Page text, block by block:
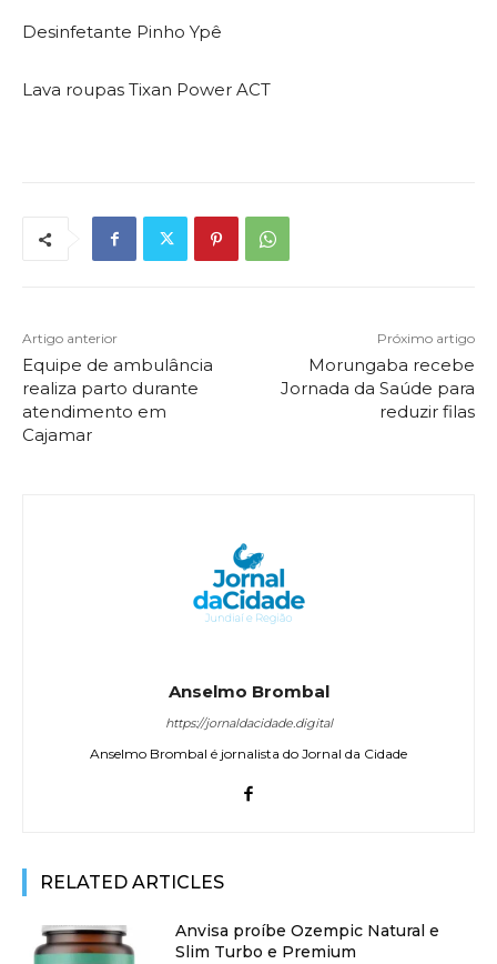
Desinfetante Pinho Ypê
Lava roupas Tixan Power ACT
Artigo anterior
Equipe de ambulância
realiza parto durante
atendimento em
Cajamar
Próximo artigo
Morungaba recebe
Jornada da Saúde para
reduzir filas
Anselmo Brombal
https://jornaldacidade.digital
Anselmo Brombal é jornalista do Jornal da Cidade
RELATED ARTICLES
Anvisa proíbe Ozempic Natural e
Slim Turbo e Premium